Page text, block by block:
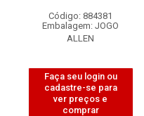
Código: 884381
Embalagem: JOGO
ALLEN
Faça seu login ou
cadastre-se para
ver preços e
comprar